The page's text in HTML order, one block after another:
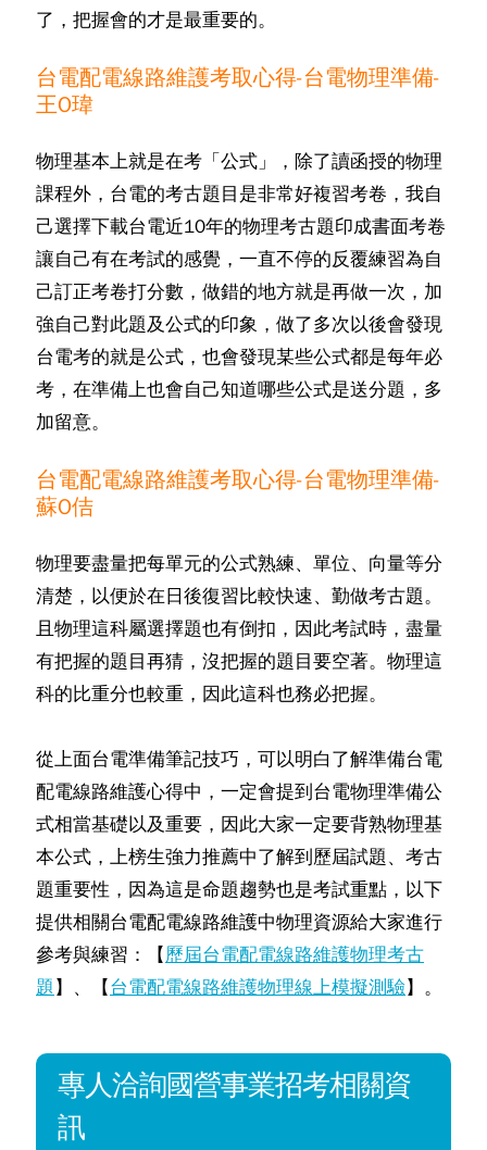
了，把握會的才是最重要的。
台電配電線路維護考取心得-台電物理準備-
王O瑋
物理基本上就是在考「公式」，除了讀函授的物理
課程外，台電的考古題目是非常好複習考卷，我自
己選擇下載台電近10年的物理考古題印成書面考卷
讓自己有在考試的感覺，一直不停的反覆練習為自
己訂正考卷打分數，做錯的地方就是再做一次，加
強自己對此題及公式的印象，做了多次以後會發現
台電考的就是公式，也會發現某些公式都是每年必
考，在準備上也會自己知道哪些公式是送分題，多
加留意。
台電配電線路維護考取心得-台電物理準備-
蘇O佶
物理要盡量把每單元的公式熟練、單位、向量等分
清楚，以便於在日後復習比較快速、勤做考古題。
且物理這科屬選擇題也有倒扣，因此考試時，盡量
有把握的題目再猜，沒把握的題目要空著。物理這
科的比重分也較重，因此這科也務必把握。
從上面台電準備筆記技巧，可以明白了解準備台電
配電線路維護心得中，一定會提到台電物理準備公
式相當基礎以及重要，因此大家一定要背熟物理基
本公式，上榜生強力推薦中了解到歷屆試題、考古
題重要性，因為這是命題趨勢也是考試重點，以下
提供相關台電配電線路維護中物理資源給大家進行
參考與練習：【歷屆台電配電線路維護物理考古
題 】、【台電配電線路維護物理線上模擬測驗】。
專人洽詢國營事業招考相關資
訊